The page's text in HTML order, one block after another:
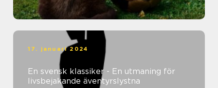
17. januari 2024
En svensk klassiker - En utmaning för
livsbejakande äventyrslystna